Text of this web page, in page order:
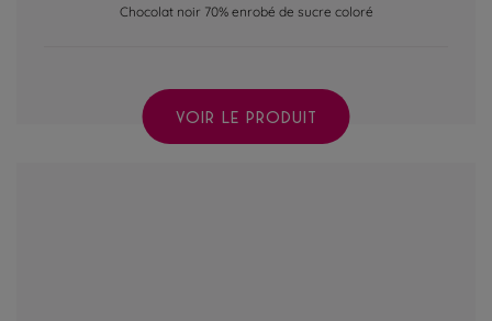
Chocolat noir 70% enrobé de sucre coloré
VOIR LE PRODUIT